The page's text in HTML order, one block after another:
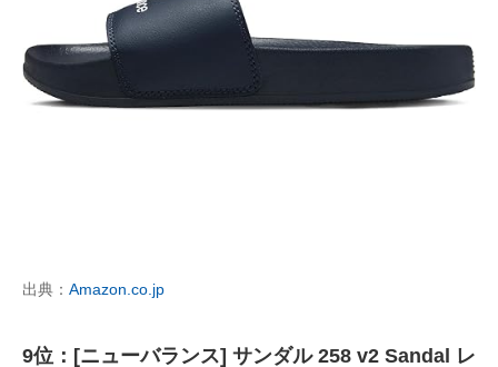
出典： Amazon.co.jp
9位：[ニューバランス] サンダル 258 v2 Sandal レ